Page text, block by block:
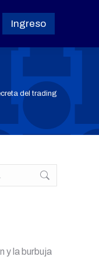
Ingreso
del trading
y la burbuja
Ingreso